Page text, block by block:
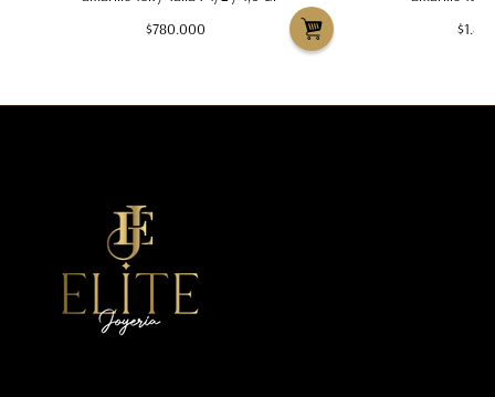
$780.000